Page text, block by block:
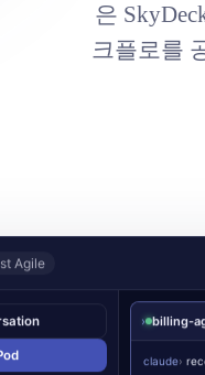
은
크플로를
Agile
› billing-
claude›